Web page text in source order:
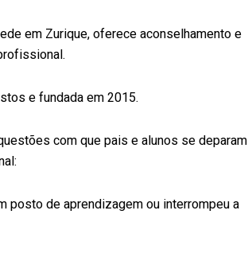
em Zurique, oferece aconselhamento e
e fundada em 2015.
com que pais e alunos se deparam
posto de aprendizagem ou interrompeu a